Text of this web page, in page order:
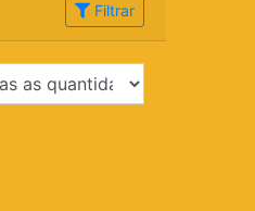
Filtrar